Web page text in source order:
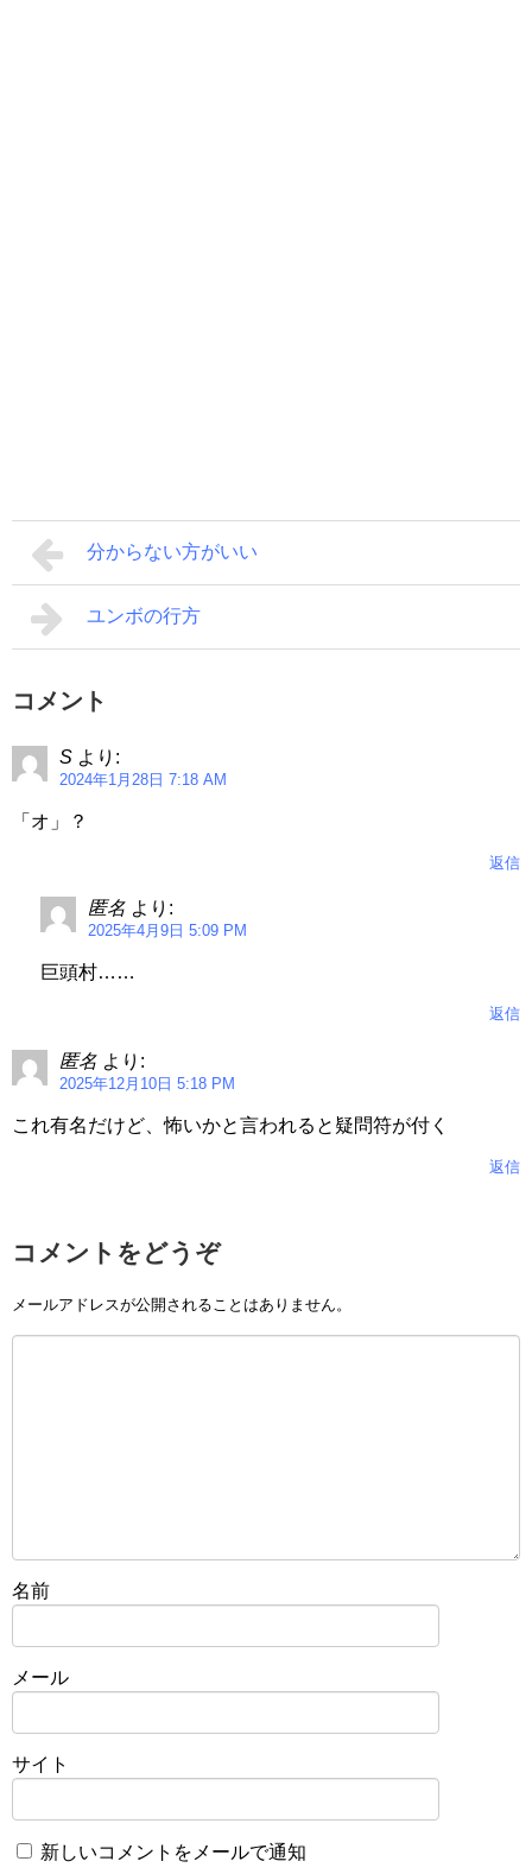
分からない方がいい
ユンボの行方
コメント
S より:
2024年1月28日 7:18 AM
「オ」？
返信
匿名 より:
2025年4月9日 5:09 PM
巨頭村……
返信
匿名 より:
2025年12月10日 5:18 PM
これ有名だけど、怖いかと言われると疑問符が付く
返信
コメントをどうぞ
メールアドレスが公開されることはありません。
名前
メール
サイト
新しいコメントをメールで通知